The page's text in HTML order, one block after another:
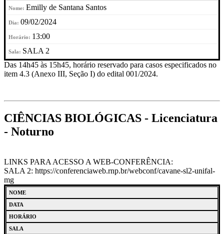
Emilly de Santana Santos
09/02/2024
13:00
SALA 2
Das 14h45 às 15h45, horário reservado para casos especificados no
item 4.3 (Anexo III, Seção I) do edital 001/2024.
CIÊNCIAS BIOLÓGICAS - Licenciatura
- Noturno
LINKS PARA ACESSO A WEB-CONFERÊNCIA:
SALA 2: https://conferenciaweb.rnp.br/webconf/cavane-sl2-unifal-
mg
NOME
DATA
HORÁRIO
SALA